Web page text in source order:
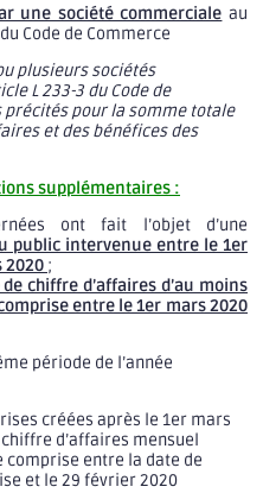
une société commerciale au
Code de Commerce
plusieurs sociétés
L 233-3 du Code de
précités pour la somme totale
et des bénéfices des
supplémentaires :
ont fait l’objet d’une
public intervenue entre le 1er
2020 ;
chiffre d’affaires d’au moins
entre le 1er mars 2020
période de l’année
créées après le 1er mars
d’affaires mensuel
comprise entre la date de
et le 29 février 2020